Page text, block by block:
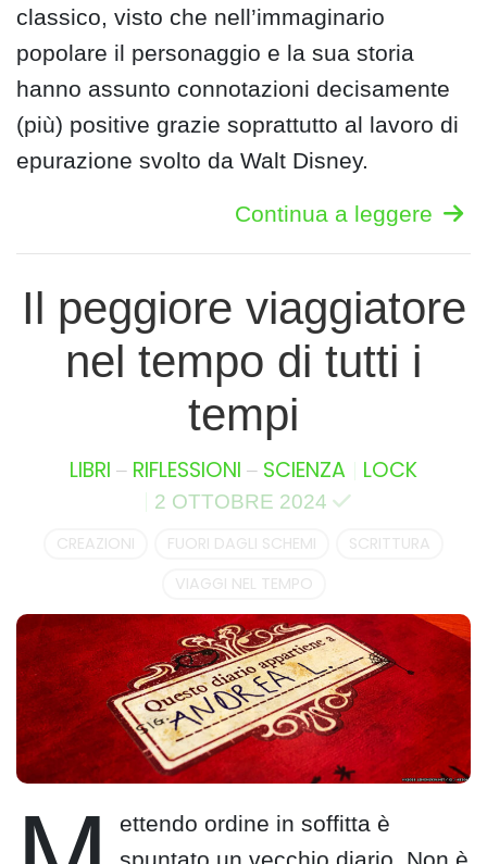
classico, visto che nell’immaginario
popolare il personaggio e la sua storia
hanno assunto connotazioni decisamente
(più) positive grazie soprattutto al lavoro di
epurazione svolto da Walt Disney.
Continua a leggere
Il peggiore viaggiatore
nel tempo di tutti i
tempi
LIBRI – RIFLESSIONI – SCIENZA LOCK
2 OTTOBRE 2024
CREAZIONI FUORI DAGLI SCHEMI
SCRITTURA
VIAGGI NEL TEMPO
ettendo ordine in soffitta è